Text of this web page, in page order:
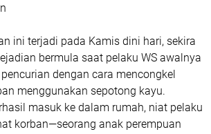
ini terjadi pada Kamis dini hari, sekira
bermula saat pelaku WS awalnya
dengan cara mencongkel
menggunakan sepotong kayu.
masuk ke dalam rumah, niat pelaku
korban—seorang anak perempuan